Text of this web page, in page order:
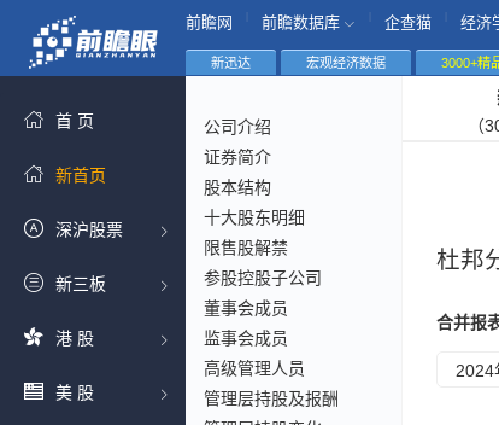
前瞻网 前瞻数据库 企查猫 经济
首 页
新首页
深沪股票
新三板
港 股
美 股
新迅达 宏观经济数据 3000+精
公司介绍
证券简介
股本结构
十大股东明细
限售股解禁
参股控股子公司
董事会成员
监事会成员
高级管理人员
管理层持股及报酬
（
杜邦
合并报
2024